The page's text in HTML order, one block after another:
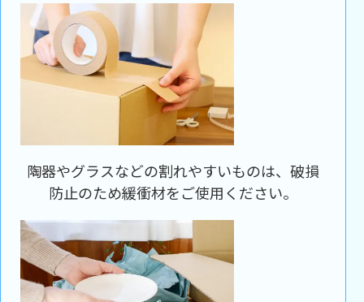
陶器やグラスなどの割れやすいものは、破損
防止のため緩衝材をご使用ください。